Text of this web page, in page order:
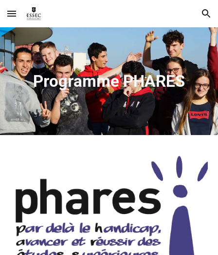
Skip to main content Skip to navigation
Programme PHARES